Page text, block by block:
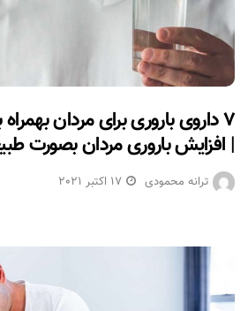
۷ داروی باروری برای مردان
| افزایش باروری مردان بصورت
ترانه محمودی 17 اکتبر 2021